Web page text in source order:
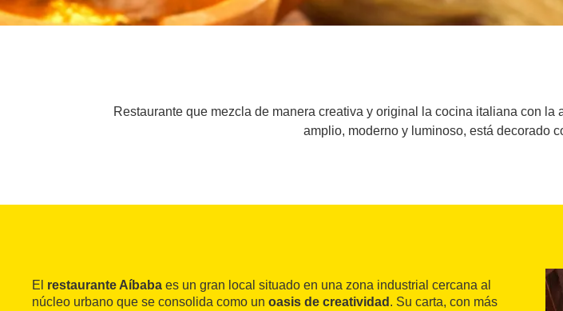
Restaurante que mezcla de manera creativa y original la cocina italiana con
amplio, moderno y luminoso, está decorado
El restaurante Aíbaba es un gran local situado en una zona industrial cercana al
núcleo urbano que se consolida como un oasis de creatividad . Su carta, con más